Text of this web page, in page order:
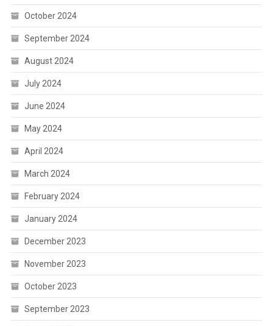
October 2024
September 2024
August 2024
July 2024
June 2024
May 2024
April 2024
March 2024
February 2024
January 2024
December 2023
November 2023
October 2023
September 2023